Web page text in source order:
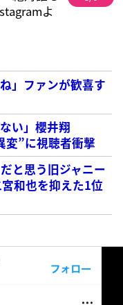
よ
」ファンが歓喜す
い」櫻井翔
変”に視聴者衝撃
と思う旧ジャニー
和也を抑えた1位